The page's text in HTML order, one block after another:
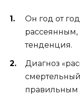
Он год от
рассеянным,
тенденция.
Диагноз
правильным